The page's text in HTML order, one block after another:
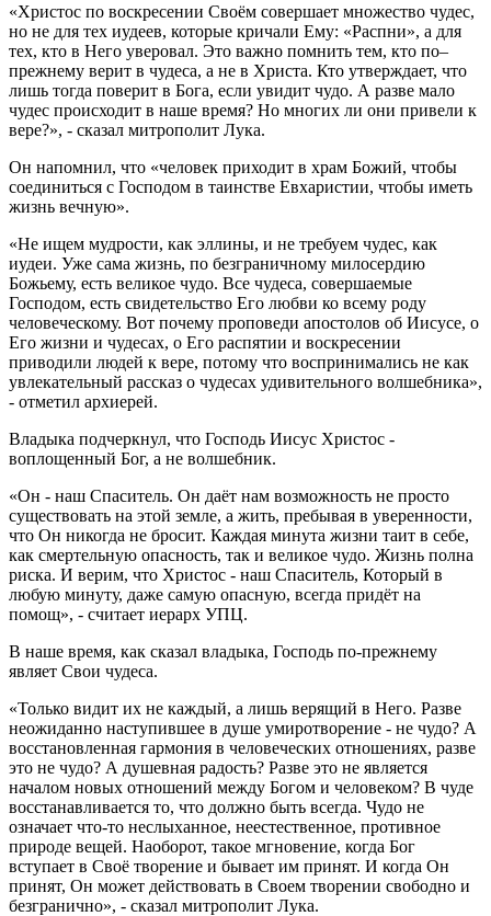
«Христос по воскресении Своём совершает множество чудес,
но не для тех иудеев, которые кричали Ему: «Распни», а для
тех, кто в Него уверовал. Это важно помнить тем, кто по–
прежнему верит в чудеса, а не в Христа. Кто утверждает, что
лишь тогда поверит в Бога, если увидит чудо. А разве мало
чудес происходит в наше время? Но многих ли они привели к
вере?», - сказал митрополит Лука.
Он напомнил, что «человек приходит в храм Божий, чтобы
соединиться с Господом в таинстве Евхаристии, чтобы иметь
жизнь вечную».
«Не ищем мудрости, как эллины, и не требуем чудес, как
иудеи. Уже сама жизнь, по безграничному милосердию
Божьему, есть великое чудо. Все чудеса, совершаемые
Господом, есть свидетельство Его любви ко всему роду
человеческому. Вот почему проповеди апостолов об Иисусе, о
Его жизни и чудесах, о Его распятии и воскресении
приводили людей к вере, потому что воспринимались не как
увлекательный рассказ о чудесах удивительного волшебника»,
- отметил архиерей.
Владыка подчеркнул, что Господь Иисус Христос -
воплощенный Бог, а не волшебник.
«Он - наш Спаситель. Он даёт нам возможность не просто
существовать на этой земле, а жить, пребывая в уверенности,
что Он никогда не бросит. Каждая минута жизни таит в себе,
как смертельную опасность, так и великое чудо. Жизнь полна
риска. И верим, что Христос - наш Спаситель, Который в
любую минуту, даже самую опасную, всегда придёт на
помощ», - считает иерарх УПЦ.
В наше время, как сказал владыка, Господь по-прежнему
являет Свои чудеса.
«Только видит их не каждый, а лишь верящий в Него. Разве
неожиданно наступившее в душе умиротворение - не чудо? А
восстановленная гармония в человеческих отношениях, разве
это не чудо? А душевная радость? Разве это не является
началом новых отношений между Богом и человеком? В чуде
восстанавливается то, что должно быть всегда. Чудо не
означает что-то неслыханное, неестественное, противное
природе вещей. Наоборот, такое мгновение, когда Бог
вступает в Своё творение и бывает им принят. И когда Он
принят, Он может действовать в Своем творении свободно и
безгранично», - сказал митрополит Лука.